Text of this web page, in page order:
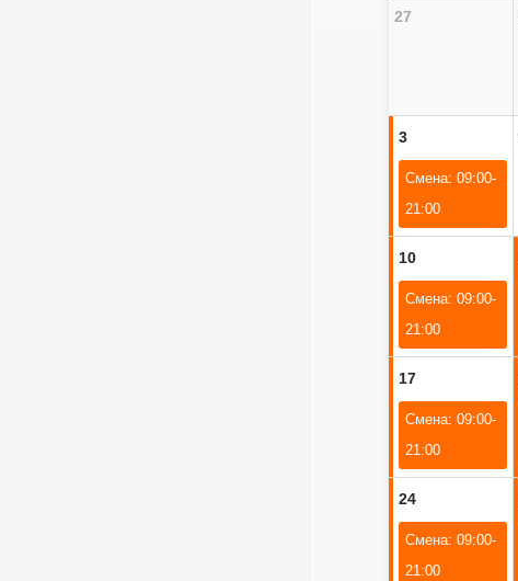
27
3
Смена: 09:00-
21:00
10
Смена: 09:00-
21:00
17
Смена: 09:00-
21:00
24
Смена: 09:00-
21:00